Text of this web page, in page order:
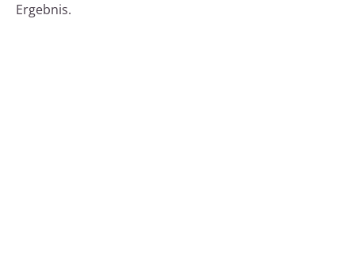
Ergebnis.